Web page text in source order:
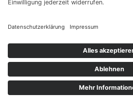
Copyright © 2026 Dein
Datenschutz
Impressum